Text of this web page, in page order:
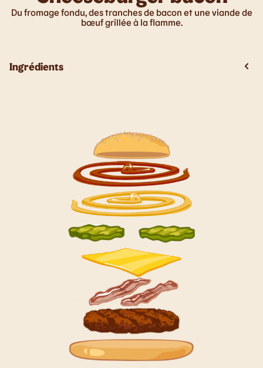
Du fromage fondu, des tranches de bacon et une viande de
bœuf grillée à la flamme.
Ingrédients